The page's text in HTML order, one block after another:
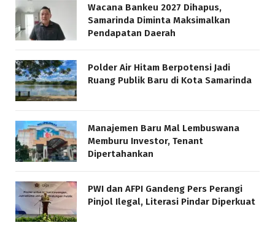
Wacana Bankeu 2027 Dihapus,
Samarinda Diminta Maksimalkan
Pendapatan Daerah
Polder Air Hitam Berpotensi Jadi
Ruang Publik Baru di Kota Samarinda
Manajemen Baru Mal Lembuswana
Memburu Investor, Tenant
Dipertahankan
PWI dan AFPI Gandeng Pers Perangi
Pinjol Ilegal, Literasi Pindar Diperkuat